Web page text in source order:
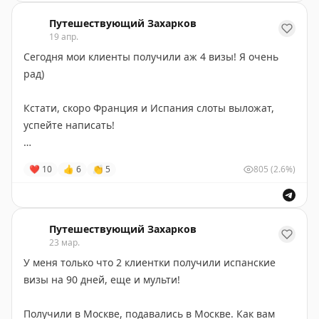
Вьетнам -
Китай -
🇸🇾Сирия -#Сирия
🇰🇵 КНДР -
Вопросы и коммерческие предложения -
Путешествующий Захарков
19 апр.
Сегодня мои клиенты получили аж 4 визы! Я очень
рад)
Кстати, скоро Франция и Испания слоты выложат,
успейте написать!
22 по 30 мая до сих пор.
@zakharkov_work
#визы #отзывы
❤ 10 👍 6 👏 5 805 (2.6%)
Путешествующий Захарков
23 мар.
У меня только что 2 клиентки получили испанские
визы на 90 дней, еще и мульти!
Получили в Москве, подавались в Москве. Как вам